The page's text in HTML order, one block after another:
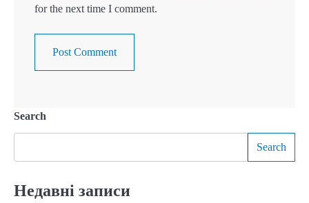
for the next time I comment.
Search
Search
Недавні записи